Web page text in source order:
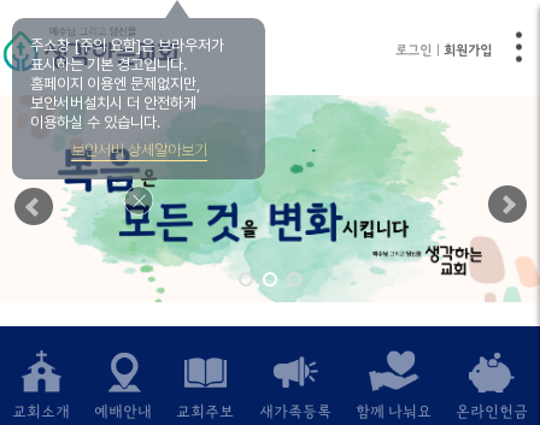
주소창[주의 요함]은 브라우저가
표시하는 기본 경고입니다.
홈페이지 이용엔 문제없지만,
보안서버설치시 더 안전하게
이용하실 수 있습니다.
보안서버 상세알아보기
로그인 회원가입
교회소개 예배안내 교회주보 새가족등록 함께 나눠요 온라인헌금